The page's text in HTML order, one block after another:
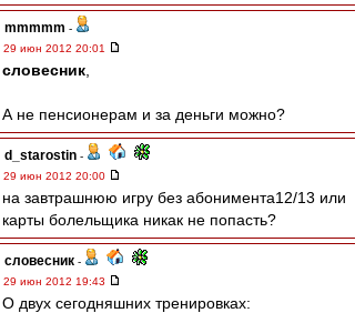
mmmmm -
29 июн 2012 20:01
словесник
А не пенсионерам и за деньги можно?
d_starostin -
29 июн 2012 20:00
на завтрашнюю игру без абонимента12/13 или
карты болельщика никак не попасть?
словесник -
29 июн 2012 19:43
О двух сегодняшних тренировках: